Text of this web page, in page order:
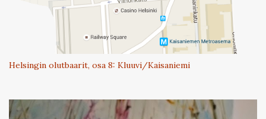
Helsingin olutbaarit, osa 8: Kluuvi/Kaisaniemi